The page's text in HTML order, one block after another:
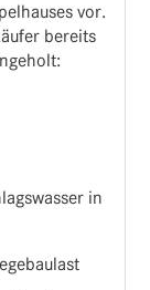
vor.
bereits
in